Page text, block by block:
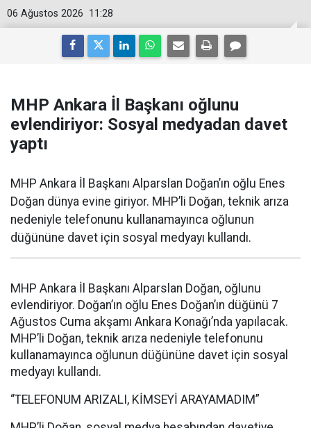
11:28
06 Ağustos 2026
MHP Ankara İl Başkanı oğlunu
evlendiriyor: Sosyal medyadan davet
yaptı
MHP Ankara İl Başkanı Alparslan Doğan’ın oğlu Enes
Doğan dünya evine giriyor. MHP’li Doğan, teknik arıza
nedeniyle telefonunu kullanamayınca oğlunun
düğününe davet için sosyal medyayı kullandı.
MHP Ankara İl Başkanı Alparslan Doğan, oğlunu
evlendiriyor. Doğan’ın oğlu Enes Doğan’ın düğünü 7
Ağustos Cuma akşamı Ankara Konağı’nda yapılacak.
MHP’li Doğan, teknik arıza nedeniyle telefonunu
kullanamayınca oğlunun düğününe davet için sosyal
medyayı kullandı.
“TELEFONUM ARIZALI, KİMSEYİ ARAYAMADIM”